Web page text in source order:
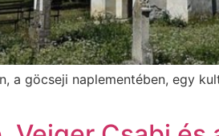
a göcseji naplementében, egy